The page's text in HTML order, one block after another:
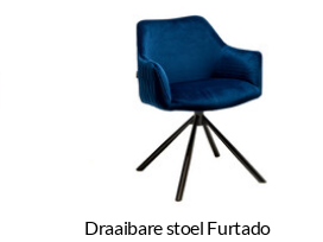
Draaibare stoel Furtado